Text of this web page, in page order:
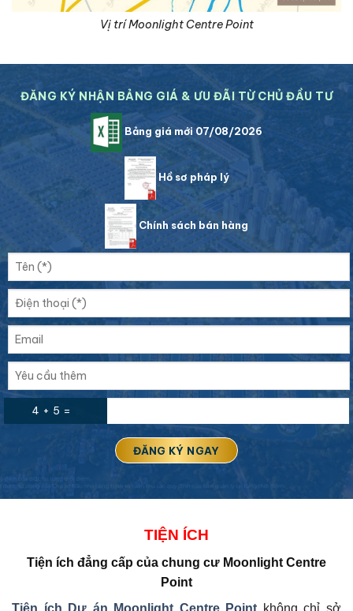
Vị trí Moonlight Centre Point
ĐĂNG KÝ NHẬN BẢNG GIÁ & ƯU ĐÃI TỪ CHỦ ĐẦU TƯ
Bảng giá mới 07/08/2026
Hồ sơ pháp lý
Chính sách bán hàng
4 + 5 =
TIỆN ÍCH
Tiện ích đẳng cấp của chung cư Moonlight Centre
Point
Tiện ích Dự án
Moonlight Centre Point không chỉ sở